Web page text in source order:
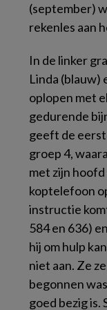
(september)
rekenles aan
In de linker
Linda (blauw)
oplopen met
gedurende
geeft de
groep 4,
met zijn
koptelefoon
instructie
584 en 636)
hij om hulp
niet aan. Ze
begonnen
goed bezig is.